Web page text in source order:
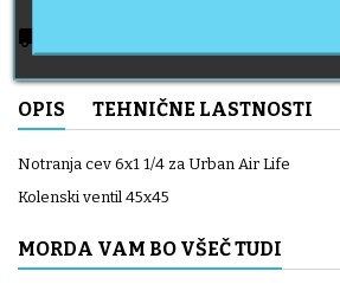
local_shipping
OPIS TEHNIČNE LASTNOSTI
Notranja cev 6x1 1/4 za Urban Air Life
Kolenski ventil 45x45
MORDA VAM BO VŠEČ TUDI